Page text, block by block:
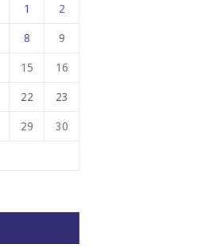
1 2
8 9
15 16
22 23
29 30